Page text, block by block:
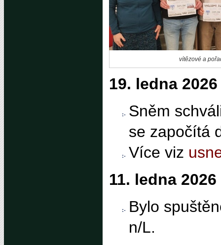
vítězové a
19. ledna 2026
Sněm
se započítá
Více viz
11. ledna 2026
Bylo
n/L.